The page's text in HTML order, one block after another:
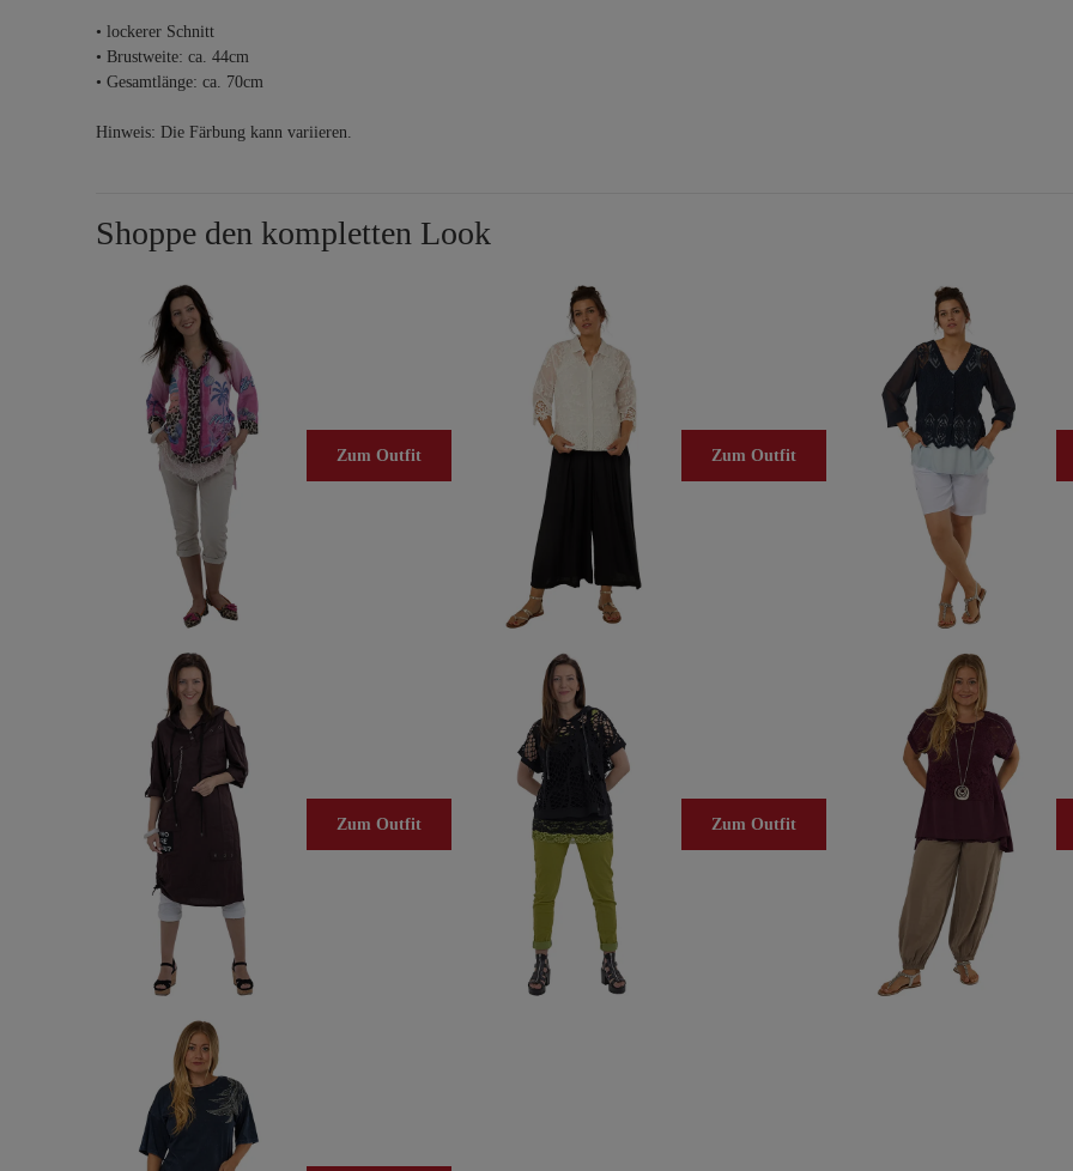
• lockerer Schnitt
• Brustweite: ca. 44cm
• Gesamtlänge: ca. 70cm
Hinweis: Die Färbung kann variieren.
Shoppe den kompletten Look
Zum Outfit Zum Outfit
Zum Outfit Zum Outfit